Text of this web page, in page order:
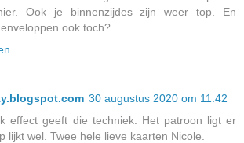
Ook je binnenzijdes zijn weer top. En
ook toch?
30 augustus 2020 om 11:42
effect geeft die techniek. Het patroon ligt er
lijkt wel. Twee hele lieve kaarten Nicole.